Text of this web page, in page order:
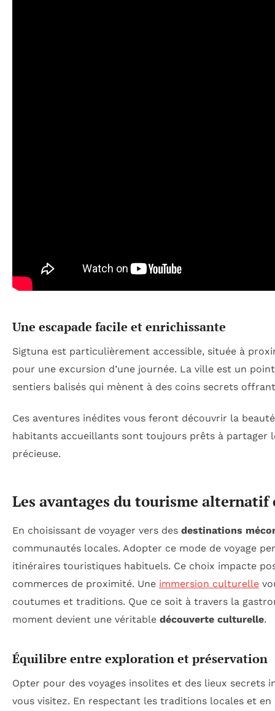
Une escapade facile et enrichissante
Sigtuna est particulièrement accessible, située à
pour une excursion d’une journée. La ville est un
sentiers balisés qui mènent à des coins secrets
Ces aventures inédites vous feront découvrir la
habitants accueillants sont toujours prêts à
précieuse.
Les avantages du tourisme alternatif
En choisissant de voyager vers des destinations
communautés locales. Adopter ce mode de voyage
itinéraires touristiques habituels. Ce choix impacte
commerces de proximité. Une immersion culturelle
coutumes et traditions. Que ce soit à travers la
moment devient une véritable découverte culturelle.
Équilibre entre exploration et préservation
Opter pour des voyages insolites et des lieux
vous visitez. En respectant les traditions locales et